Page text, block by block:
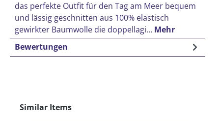
das perfekte Outfit für den Tag am Meer bequem
und lässig geschnitten aus 100% elastisch
gewirkter Baumwolle die doppellagi… Mehr
Bewertungen
Produktgalerie überspringen
Similar Items